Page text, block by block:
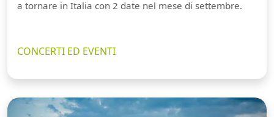
a tornare in Italia con 2 date nel mese di settembre.
CONCERTI ED EVENTI